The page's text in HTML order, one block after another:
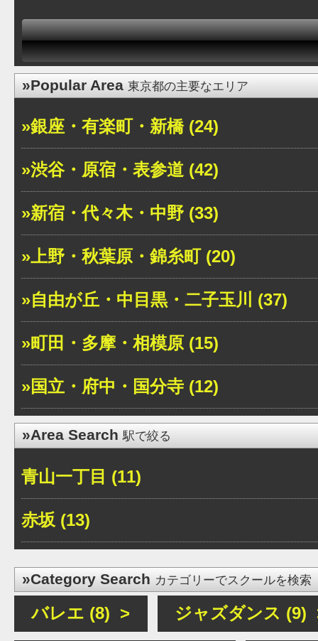
»Popular Area東京都の主要なエリア
»銀座・有楽町・新橋 (24)
»渋谷・原宿・表参道 (42)
»新宿・代々木・中野 (33)
»上野・秋葉原・錦糸町 (20)
»自由が丘・中目黒・二子玉川 (37)
»町田・多摩・相模原 (15)
»国立・府中・国分寺 (12)
»Area Search駅で絞る
青山一丁目 (11)
赤坂 (13)
»Category Search カテゴリーでスクールを検索
バレエ (8) > ジャズダンス (9)